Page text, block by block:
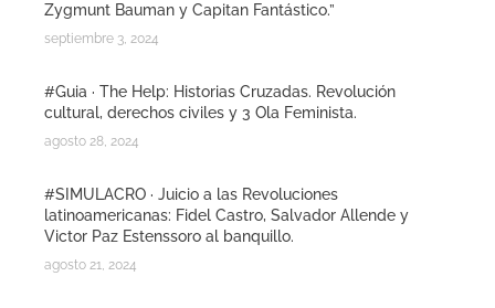
Zygmunt Bauman y Capitan Fantástico.”
septiembre 3, 2024
#Guia · The Help: Historias Cruzadas. Revolución
cultural, derechos civiles y 3 Ola Feminista.
agosto 28, 2024
#SIMULACRO · Juicio a las Revoluciones
latinoamericanas: Fidel Castro, Salvador Allende y
Victor Paz Estenssoro al banquillo.
agosto 21, 2024